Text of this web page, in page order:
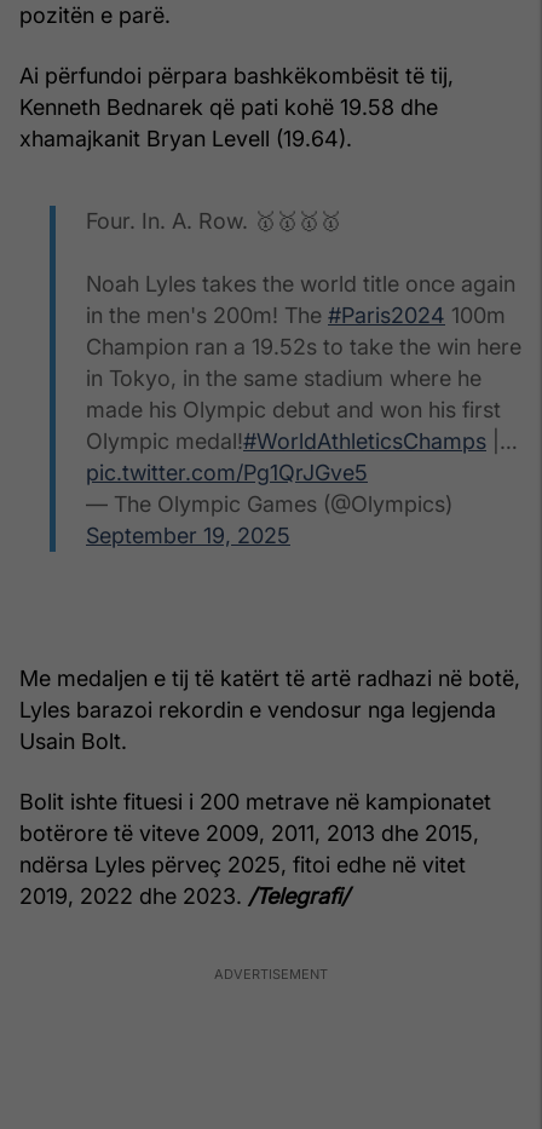
pozitën e parë.
Ai përfundoi përpara bashkëkombësit të tij,
Kenneth Bednarek që pati kohë 19.58 dhe
xhamajkanit Bryan Levell (19.64).
Four. In. A. Row. 🥇🥇🥇🥇
Noah Lyles takes the world title once again
in the men's 200m! The #Paris2024 100m
Champion ran a 19.52s to take the win here
in Tokyo, in the same stadium where he
made his Olympic debut and won his first
Olympic medal!#WorldAthleticsChamps |…
pic.twitter.com/Pg1QrJGve5
— The Olympic Games (@Olympics)
September 19, 2025
Me medaljen e tij të katërt të artë radhazi në botë,
Lyles barazoi rekordin e vendosur nga legjenda
Usain Bolt.
Bolit ishte fituesi i 200 metrave në kampionatet
botërore të viteve 2009, 2011, 2013 dhe 2015,
ndërsa Lyles përveç 2025, fitoi edhe në vitet
2019, 2022 dhe 2023. /Telegrafi/